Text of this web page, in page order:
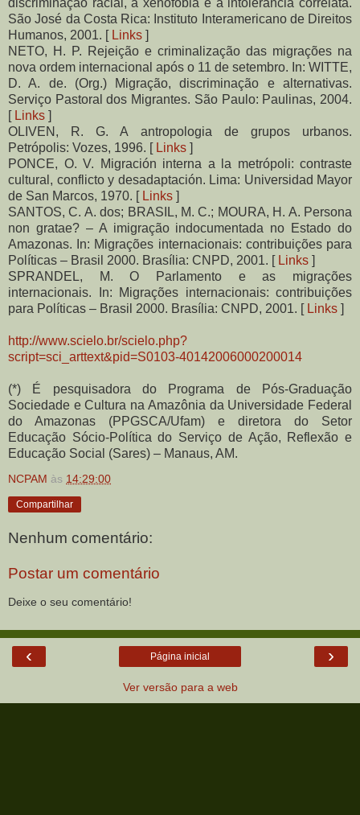
São José da Costa Rica: Instituto Interamericano de Direitos
Humanos, 2001. [ Links ]
NETO, H. P. Rejeição e criminalização das migrações na
nova ordem internacional após o 11 de setembro. In: WITTE,
D. A. de. (Org.) Migração, discriminação e alternativas.
Serviço Pastoral dos Migrantes. São Paulo: Paulinas, 2004.
[ Links ]
OLIVEN, R. G. A antropologia de grupos urbanos.
Petrópolis: Vozes, 1996. [ Links ]
PONCE, O. V. Migración interna a la metrópoli: contraste
cultural, conflicto y desadaptación. Lima: Universidad Mayor
de San Marcos, 1970. [ Links ]
SANTOS, C. A. dos; BRASIL, M. C.; MOURA, H. A. Persona
non gratae? – A imigração indocumentada no Estado do
Amazonas. In: Migrações internacionais: contribuições para
Políticas – Brasil 2000. Brasília: CNPD, 2001. [ Links ]
SPRANDEL, M. O Parlamento e as migrações
internacionais. In: Migrações internacionais: contribuições
para Políticas – Brasil 2000. Brasília: CNPD, 2001. [ Links ]
http://www.scielo.br/scielo.php?
script=sci_arttext&pid=S0103-40142006000200014
(*) É pesquisadora do Programa de Pós-Graduação
Sociedade e Cultura na Amazônia da Universidade Federal
do Amazonas (PPGSCA/Ufam) e diretora do Setor
Educação Sócio-Política do Serviço de Ação, Reflexão e
Educação Social (Sares) – Manaus, AM.
NCPAM às 14:29:00
Compartilhar
Nenhum comentário:
Postar um comentário
Deixe o seu comentário!
‹ ›
Página inicial
Ver versão para a web